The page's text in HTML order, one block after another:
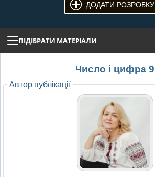
ДОДАТИ РОЗРОБКУ
ПІДІБРАТИ МАТЕРІАЛИ
Число і цифра 9
Автор публікації